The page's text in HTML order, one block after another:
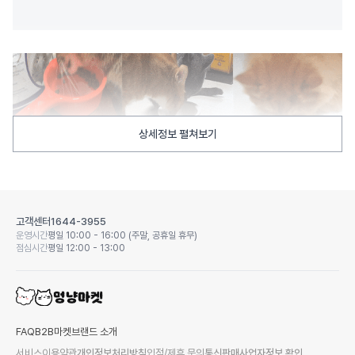
상세정보 펼쳐보기
고객센터1644-3955
운영시간평일 10:00 - 16:00 (주말, 공휴일 휴무)
점심시간평일 12:00 - 13:00
FAQB2B마켓 브랜드 소개
서비스이용약관개인정보처리방침입점/제휴 문의통신판매사업자정보 확인